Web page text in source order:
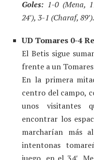
Goles: 1-0 (Mena,
24′), 3-1 (Charaf, 89′).
UD Tomares 0-4
El Betis sigue
frente a un
En la primera
centro del campo,
unos visitantes
encontrar los
marcharían más
intentonas